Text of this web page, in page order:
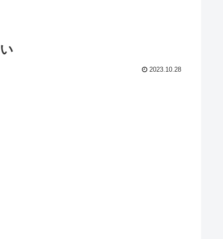
2023.10.28